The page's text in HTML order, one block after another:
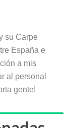
su Carpe
España e
a mis
al personal
gente!